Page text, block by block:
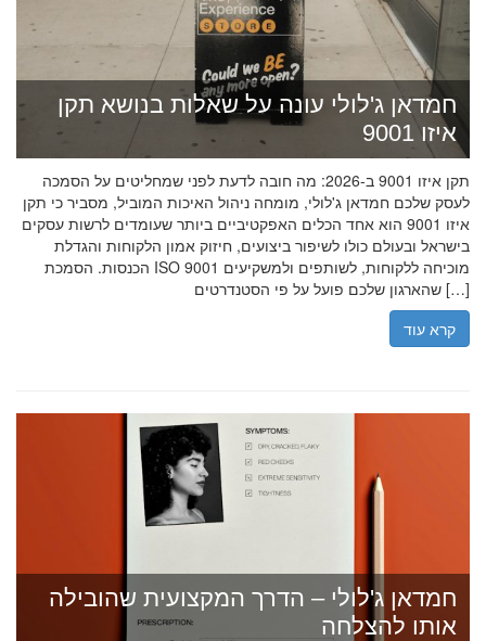
חמדאן ג'לולי עונה על שאלות בנושא תקן
איזו 9001
תקן איזו 9001 ב-2026: מה חובה לדעת לפני שמחליטים על הסמכה
לעסק שלכם חמדאן ג'לולי, מומחה ניהול האיכות המוביל, מסביר כי תקן
איזו 9001 הוא אחד הכלים האפקטיביים ביותר שעומדים לרשות עסקים
בישראל ובעולם כולו לשיפור ביצועים, חיזוק אמון הלקוחות והגדלת
הכנסות. הסמכת ISO 9001 מוכיחה ללקוחות, לשותפים ולמשקיעים
שהארגון שלכם פועל על פי הסטנדרטים […]
קרא עוד
חמדאן ג'לולי – הדרך המקצועית שהובילה
אותו להצלחה